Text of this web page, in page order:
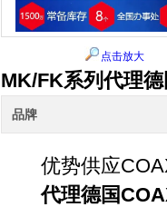
点击放大
MK/FK系列代理
品牌
优势供应
代理德国